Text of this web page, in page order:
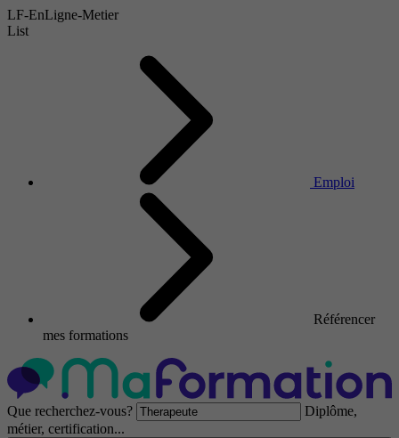
LF-EnLigne-Metier
List
Emploi
Référencer
mes formations
Que recherchez-vous?
Diplôme,
métier, certification...